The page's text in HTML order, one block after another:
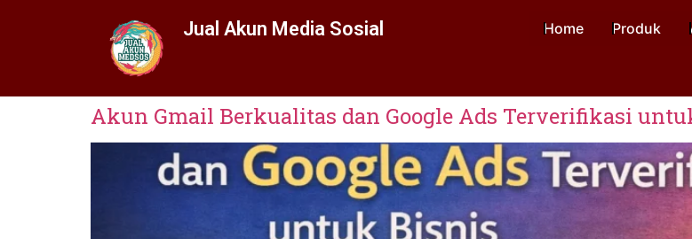
Jual Akun Media Sosial Home Produk
Akun Gmail Berkualitas dan Google Ads Terverifikasi